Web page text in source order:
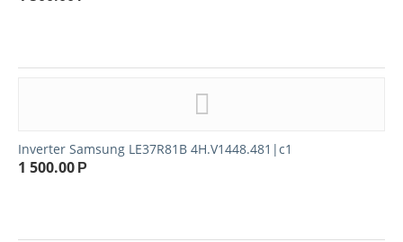
Inverter Samsung LE37R81B 4H.V1448.481|c1
1 500.00 Р